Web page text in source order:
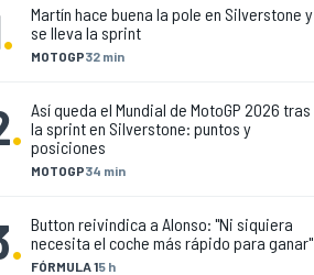
. MOTOGP32 min
Martín hace buena la pole en Silverstone y
se lleva la sprint
.
MOTOGP34 min
Así queda el Mundial de MotoGP 2026 tras
la sprint en Silverstone: puntos y
posiciones
. FÓRMULA 15 h
Button reivindica a Alonso: "Ni siquiera
necesita el coche más rápido para ganar"